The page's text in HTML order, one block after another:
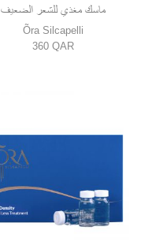
ماسك مغذي للشعر الضعيف
Õra Silcapelli
360 QAR